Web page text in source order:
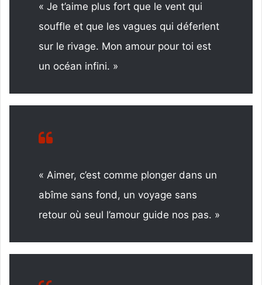
« Je t’aime plus fort que le vent qui
souffle et que les vagues qui déferlent
sur le rivage. Mon amour pour toi est
un océan infini. »
« Aimer, c’est comme plonger dans un
abîme sans fond, un voyage sans
retour où seul l’amour guide nos pas. »